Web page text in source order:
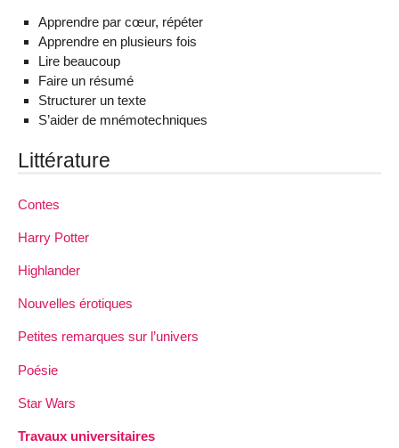
Apprendre par cœur, répéter
Apprendre en plusieurs fois
Lire beaucoup
Faire un résumé
Structurer un texte
S’aider de mnémotechniques
Littérature
Contes
Harry Potter
Highlander
Nouvelles érotiques
Petites remarques sur l’univers
Poésie
Star Wars
Travaux universitaires